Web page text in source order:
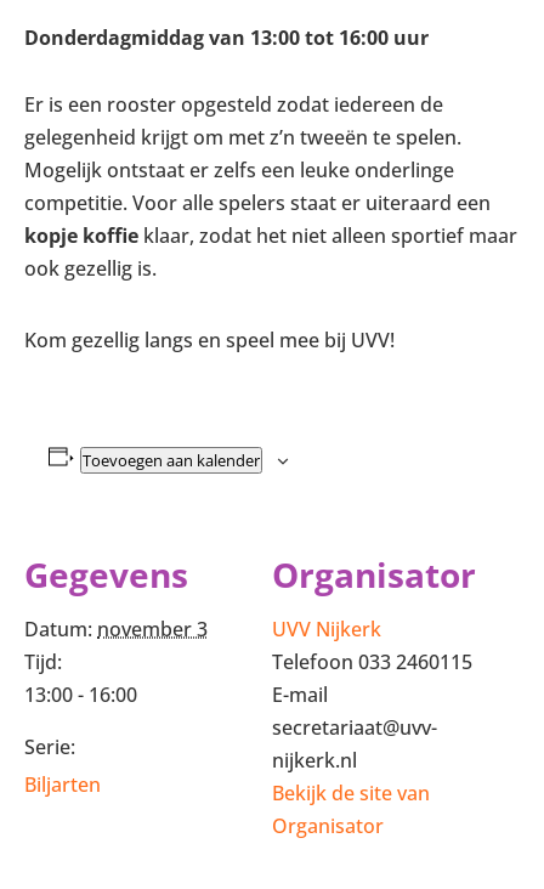
Donderdagmiddag van 13:00 tot 16:00 uur
Er is een rooster opgesteld zodat iedereen de
gelegenheid krijgt om met z’n tweeën te spelen.
Mogelijk ontstaat er zelfs een leuke onderlinge
competitie. Voor alle spelers staat er uiteraard een
kopje koffie klaar, zodat het niet alleen sportief maar
ook gezellig is.
Kom gezellig langs en speel mee bij UVV!
Toevoegen aan kalender
Gegevens
Datum: november 3
Tijd:
13:00 - 16:00
Serie:
Biljarten
Organisator
UVV Nijkerk
Telefoon 033 2460115
E-mail
secretariaat@uvv-
nijkerk.nl
Bekijk de site van
Organisator